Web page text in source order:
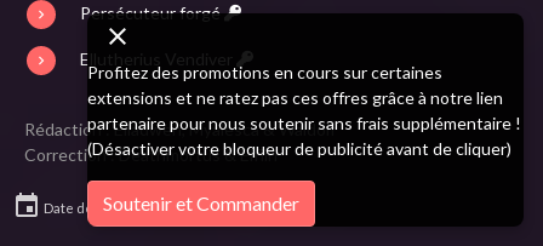
Persécuteur forgé
Ellutherius Vendiver
Rédaction : Eliadwen, Myalesca & Waldolf
Correction : Deathmortus & Elflin
Date de dernière mise à jour : 28/02/2022
Profitez des promotions en cours sur certaines
extensions et ne ratez pas ces offres grâce à notre lien
partenaire pour nous soutenir sans frais supplémentaire !
(Désactiver votre bloqueur de publicité avant de cliquer)
Soutenir et Commander